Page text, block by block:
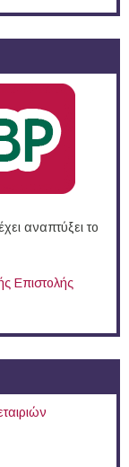
αναπτύξει το
Επιστολής